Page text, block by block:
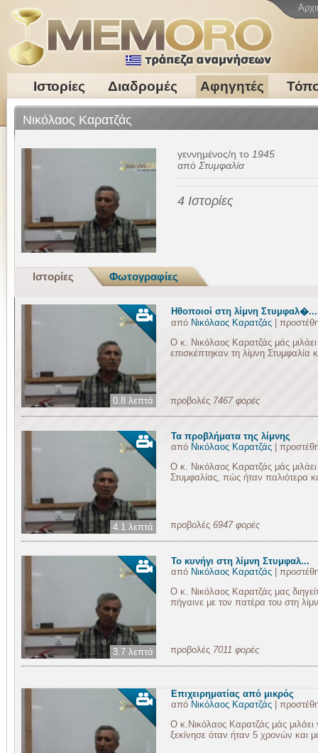
Ιστορίες Διαδρομές Αφηγητές
Νικόλαος Καρατζάς
γεννημένος/η το 1945
από Στυμφαλία
4 Ιστορίες
Ιστορίες Φωτογραφίες
0.8 λεπτά
Ηθοποιοί στη λίμνη Στυμφαλ�...
από Νικόλαος Καρατζάς|
Ο κ. Νικόλαος Καρατζάς μάς
επισκέπτηκαν τη λίμνη Στυμφαλία
προβολές 7467 φορές
4.1 λεπτά
Τα προβλήματα της λίμνης
από Νικόλαος Καρατζάς|
Ο κ. Νικόλαος Καρατζάς μάς
Στυμφαλίας, πώς ήταν παλιότερα
προβολές 6947 φορές
3.7 λεπτά
Το κυνήγι στη λίμνη Στυμφαλ...
από Νικόλαος Καρατζάς|
Ο κ. Νικόλαος Καρατζάς μας
πήγαινε με τον πατέρα του στη
προβολές 7011 φορές
Επιχειρηματίας από μικρός
από Νικόλαος Καρατζάς|
Ο κ.Νικόλαος Καρατζάς μάς μιλάει
ξεκίνησε όταν ήταν 5 χρονών και